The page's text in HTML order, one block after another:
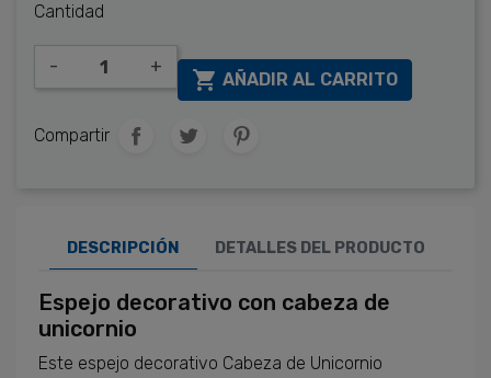
Cantidad
- +
 AÑADIR AL CARRITO
Compartir
DESCRIPCIÓN DETALLES DEL PRODUCTO
Espejo decorativo con cabeza de
unicornio
Este espejo decorativo Cabeza de Unicornio